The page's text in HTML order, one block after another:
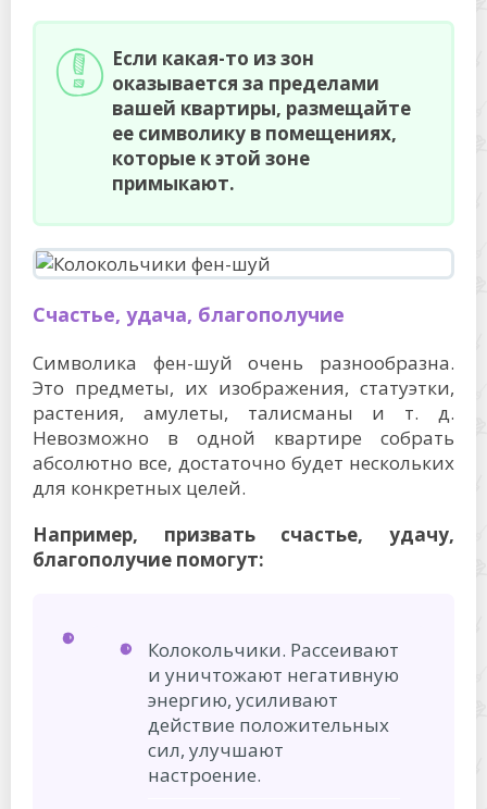
Если какая-то из зон
оказывается за пределами
вашей квартиры, размещайте
ее символику в помещениях,
которые к этой зоне
примыкают.
Счастье, удача, благополучие
Символика фен-шуй очень разнообразна.
Это предметы, их изображения, статуэтки,
растения, амулеты, талисманы и т. д.
Невозможно в одной квартире собрать
абсолютно все, достаточно будет нескольких
для конкретных целей.
Например, призвать счастье, удачу,
благополучие помогут:
Колокольчики. Рассеивают
и уничтожают негативную
энергию, усиливают
действие положительных
сил, улучшают
настроение.